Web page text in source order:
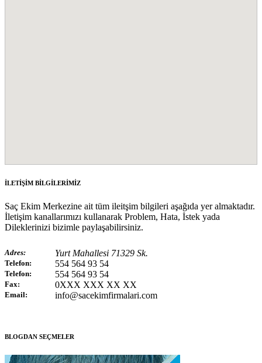
İLETİŞİM BİLGİLERİMİZ
Saç Ekim Merkezine ait tüm ileitşim bilgileri aşağıda yer almaktadır.
İletişim kanallarımızı kullanarak Problem, Hata, İstek yada
Dileklerinizi bizimle paylaşabilirsiniz.
Adres: Yurt Mahallesi 71329 Sk.
Telefon: 554 564 93 54
Telefon: 554 564 93 54
Fax: 0XXX XXX XX XX
Email: info@sacekimfirmalari.com
BLOGDAN SEÇMELER